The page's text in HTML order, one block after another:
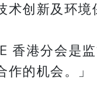
创新及环境
香港分会是
的机会。」